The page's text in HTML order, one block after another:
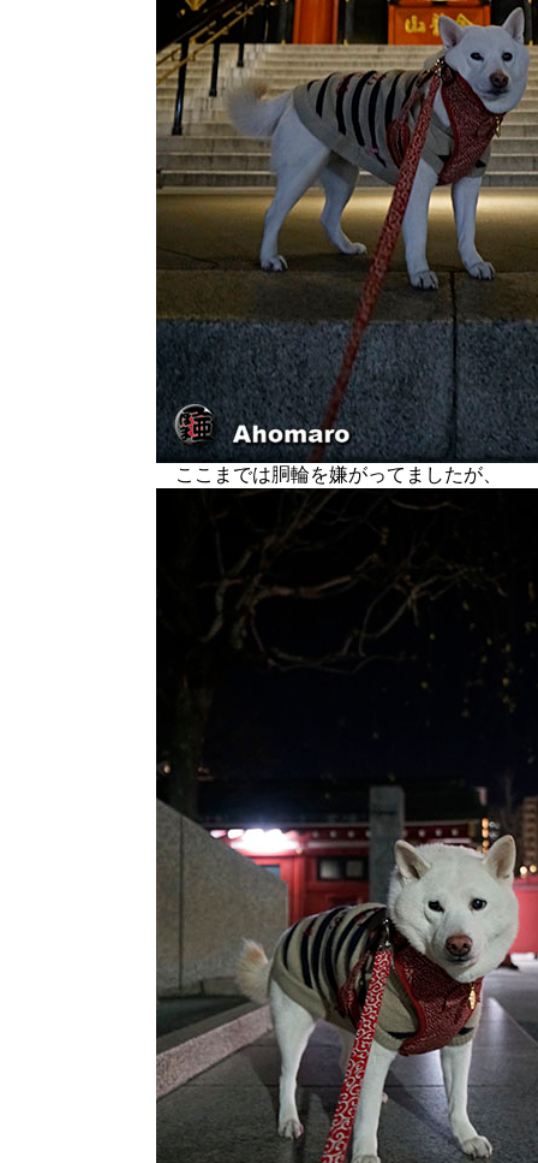
ここまでは胴輪を嫌がってましたが、